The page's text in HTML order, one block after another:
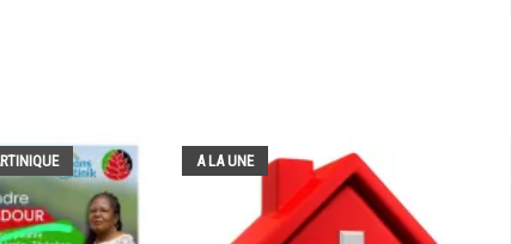
A LA UNE